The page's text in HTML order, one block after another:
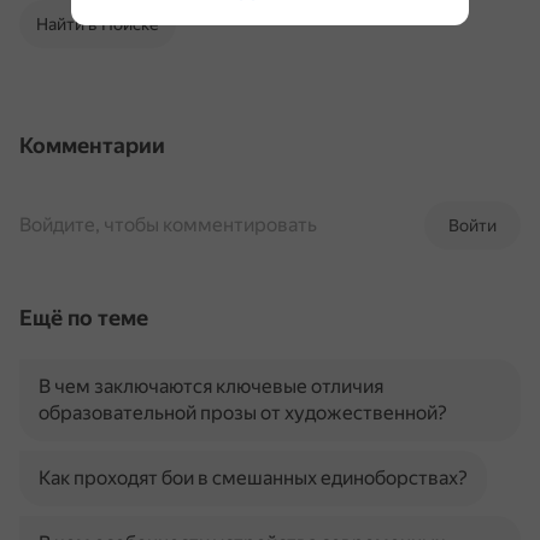
Найти в Поиске
Комментарии
Войти
Войдите, чтобы комментировать
Ещё по теме
В чем заключаются ключевые отличия
образовательной прозы от художественной?
Как проходят бои в смешанных единоборствах?